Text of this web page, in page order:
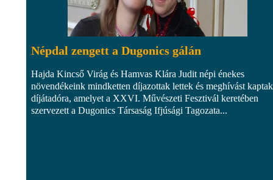
Népdal zengett a Dugonics gálán
Hajda Kincső Virág és Hamvas Klára Judit népi énekes
növendékeink mindketten díjazottak lettek és meghívást
díjátadóra, amelyet a XXVI. Művészeti Fesztivál keretében
szervezett a Dugonics Társaság Ifjúsági Tagozata...